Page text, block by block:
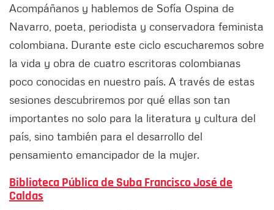
Acompáñanos y hablemos de Sofía Ospina de
Navarro, poeta, periodista y conservadora feminista
colombiana. Durante este ciclo escucharemos sobre
la vida y obra de cuatro escritoras colombianas
poco conocidas en nuestro país. A través de estas
sesiones descubriremos por qué ellas son tan
importantes no solo para la literatura y cultura del
país, sino también para el desarrollo del
pensamiento emancipador de la mujer.
Biblioteca Pública de Suba Francisco José de
Caldas